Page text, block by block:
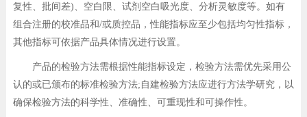
复性、批间差)、空白限、试剂空白吸光度、分析灵敏度等。如有
组合注册的校准品和/或质控品，性能指标应至少包括均匀性指标，
其他指标可依据产品具体情况进行设置。
产品的检验方法需根据性能指标设定，检验方法需优先采用公
认的或已颁布的标准检验方法;自建检验方法应进行方法学研究，以
确保检验方法的科学性、准确性、可重现性和可操作性。